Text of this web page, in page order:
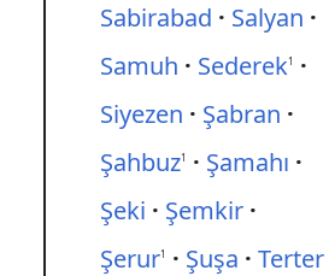
Sabirabad
Salyan
Samuh
Sederek1
Siyezen
Şabran
Şahbuz1
Şamahı
Şeki
Şemkir
Şerur1 Şuşa
Terter